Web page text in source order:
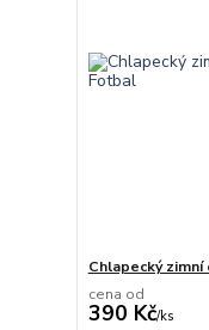
Chlapecký
cena od
390 Kč/ks